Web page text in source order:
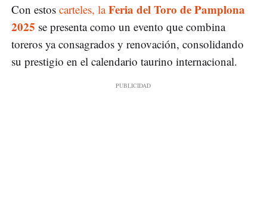
Con estos carteles, laFeria del Toro de Pamplona
2025 se presenta como un evento que combina
toreros ya consagrados y renovación, consolidando
su prestigio en el calendario taurino internacional.